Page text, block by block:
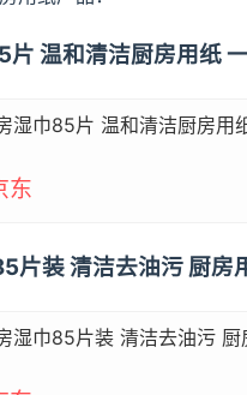
片 温和清洁厨房用纸
湿巾85片 温和清洁厨房用
东
片装 清洁去油污 厨房
湿巾85片装 清洁去油污